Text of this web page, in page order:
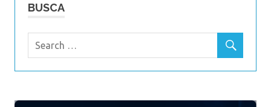
BUSCA